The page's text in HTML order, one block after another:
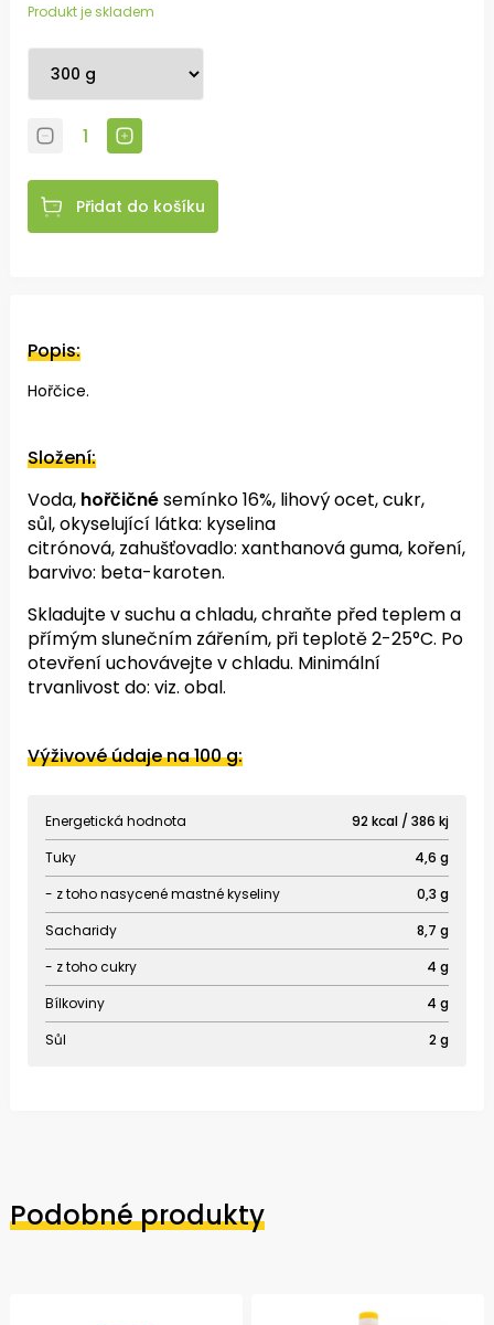
Produkt je skladem
Přidat do košíku
Popis:
Hořčice.
Složení:
Voda, hořčičnésemínko 16%, lihový ocet, cukr,
sůl,okyselující látka: kyselina
citrónová, zahušťovadlo: xanthanová guma, koření,
barvivo: beta-karoten.
Skladujte v suchu a chladu, chraňte před teplem a
přímým slunečním zářením, při teplotě 2-25°C. Po
otevření uchovávejte v chladu. Minimální
trvanlivost do: viz. obal.
Výživové údaje na 100 g:
Energetická hodnota
92 kcal / 386 kj
Tuky
4,6 g
- z toho nasycené mastné kyseliny
0,3 g
Sacharidy
8,7 g
- z toho cukry
4 g
Bílkoviny
4 g
Sůl
2 g
Podobné produkty